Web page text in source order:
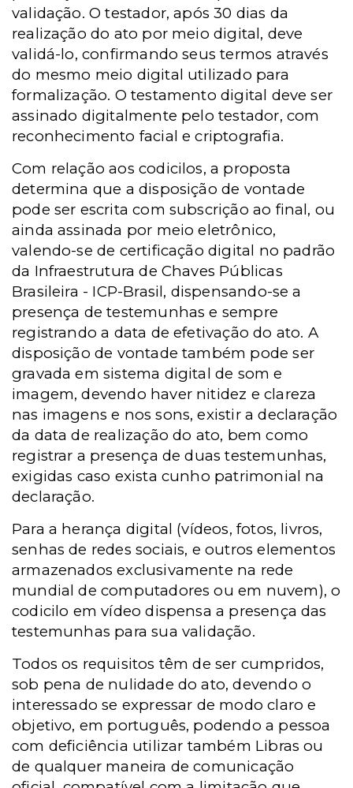
validação. O testador, após 30 dias da
realização do ato por meio digital, deve
validá-lo, confirmando seus termos através
do mesmo meio digital utilizado para
formalização. O testamento digital deve ser
assinado digitalmente pelo testador, com
reconhecimento facial e criptografia.
Com relação aos codicilos, a proposta
determina que a disposição de vontade
pode ser escrita com subscrição ao final, ou
ainda assinada por meio eletrônico,
valendo-se de certificação digital no padrão
da Infraestrutura de Chaves Públicas
Brasileira - ICP-Brasil, dispensando-se a
presença de testemunhas e sempre
registrando a data de efetivação do ato. A
disposição de vontade também pode ser
gravada em sistema digital de som e
imagem, devendo haver nitidez e clareza
nas imagens e nos sons, existir a declaração
da data de realização do ato, bem como
registrar a presença de duas testemunhas,
exigidas caso exista cunho patrimonial na
declaração.
Para a herança digital (vídeos, fotos, livros,
senhas de redes sociais, e outros elementos
armazenados exclusivamente na rede
mundial de computadores ou em nuvem), o
codicilo em vídeo dispensa a presença das
testemunhas para sua validação.
Todos os requisitos têm de ser cumpridos,
sob pena de nulidade do ato, devendo o
interessado se expressar de modo claro e
objetivo, em português, podendo a pessoa
com deficiência utilizar também Libras ou
de qualquer maneira de comunicação